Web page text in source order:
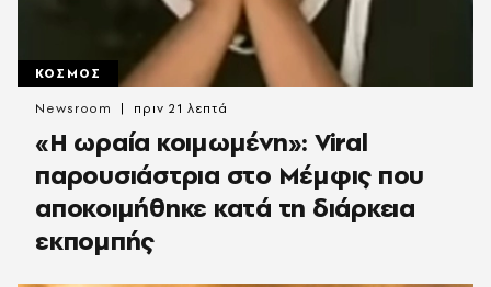
ΚΟΣΜΟΣ
«H ωραία κοιμωμένη»: Viral
παρουσιάστρια στο Μέμφις που
αποκοιμήθηκε κατά τη διάρκεια
εκπομπής
Newsroom πριν 21 λεπτά